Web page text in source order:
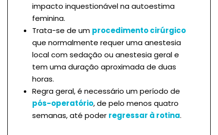
impacto inquestionável na autoestima
feminina.
Trata-se de um procedimento cirúrgico
que normalmente requer uma anestesia
local com sedação ou anestesia geral e
tem uma duração aproximada de duas
horas.
Regra geral, é necessário um período de
pós-operatório, de pelo menos quatro
semanas, até poder regressar à rotina.